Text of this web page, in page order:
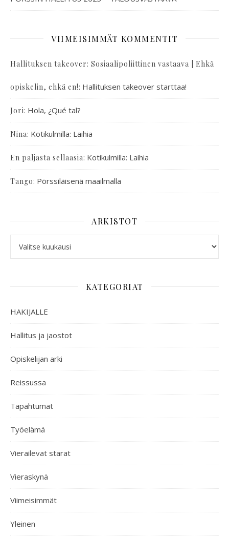
VIIMEISIMMÄT KOMMENTIT
Hallituksen takeover: Sosiaalipoliittinen vastaava | Ehkä
opiskelin, ehkä en!: Hallituksen takeover starttaa!
Jori: Hola, ¿Qué tal?
Nina: Kotikulmilla: Laihia
En paljasta sellaasia: Kotikulmilla: Laihia
Tango: Pörssiläisenä maailmalla
ARKISTOT
KATEGORIAT
HAKIJALLE
Hallitus ja jaostot
Opiskelijan arki
Reissussa
Tapahtumat
Työelämä
Vierailevat starat
Vieraskynä
Viimeisimmät
Yleinen